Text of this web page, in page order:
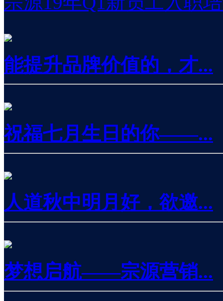
能提升品牌价值的，才...
祝福七月生日的你——...
人道秋中明月好，欲邀...
梦想启航——宗源营销...